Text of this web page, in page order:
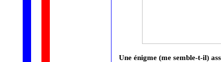
Une énigme (me semble-t-il)